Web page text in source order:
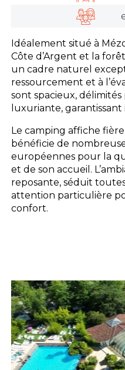
Idéalement situé à
Côte d’Argent et la
un cadre naturel
ressourcement et à
sont spacieux,
luxuriante,
Le camping affiche
bénéficie de
européennes pour la
et de son accueil.
reposante, séduit
attention particulière
confort.